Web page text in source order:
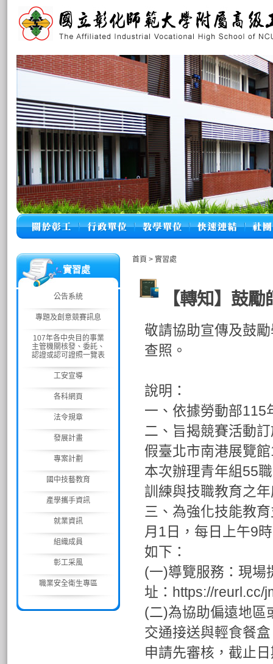
實習處
公告系統
專題及創意競賽訊息
107年各中央目的事業
主管機關核發、委託、
認證或認可證照一覽表
工安宣導
各科網頁
法令規章
發展計畫
專案計劃
國中技藝教育
產學攜手資訊
就業資訊
組織成員
彰工采風
職業安全衛生專區
首頁 > 實習處
【轉知】鼓
敬請協助宣傳及鼓
查照。
說明：
一、依據勞動部115
二、旨揭競賽活動
假臺北市南港展覽
本次辦理青年組55
訓練與技職教育之
三、為強化技能教
月1日，每日上午9
如下：
(一)導覽服務：現場
址：https://reurl.cc/
(二)為協助偏遠地區
交通接送與輕食餐
申請先審核，截止